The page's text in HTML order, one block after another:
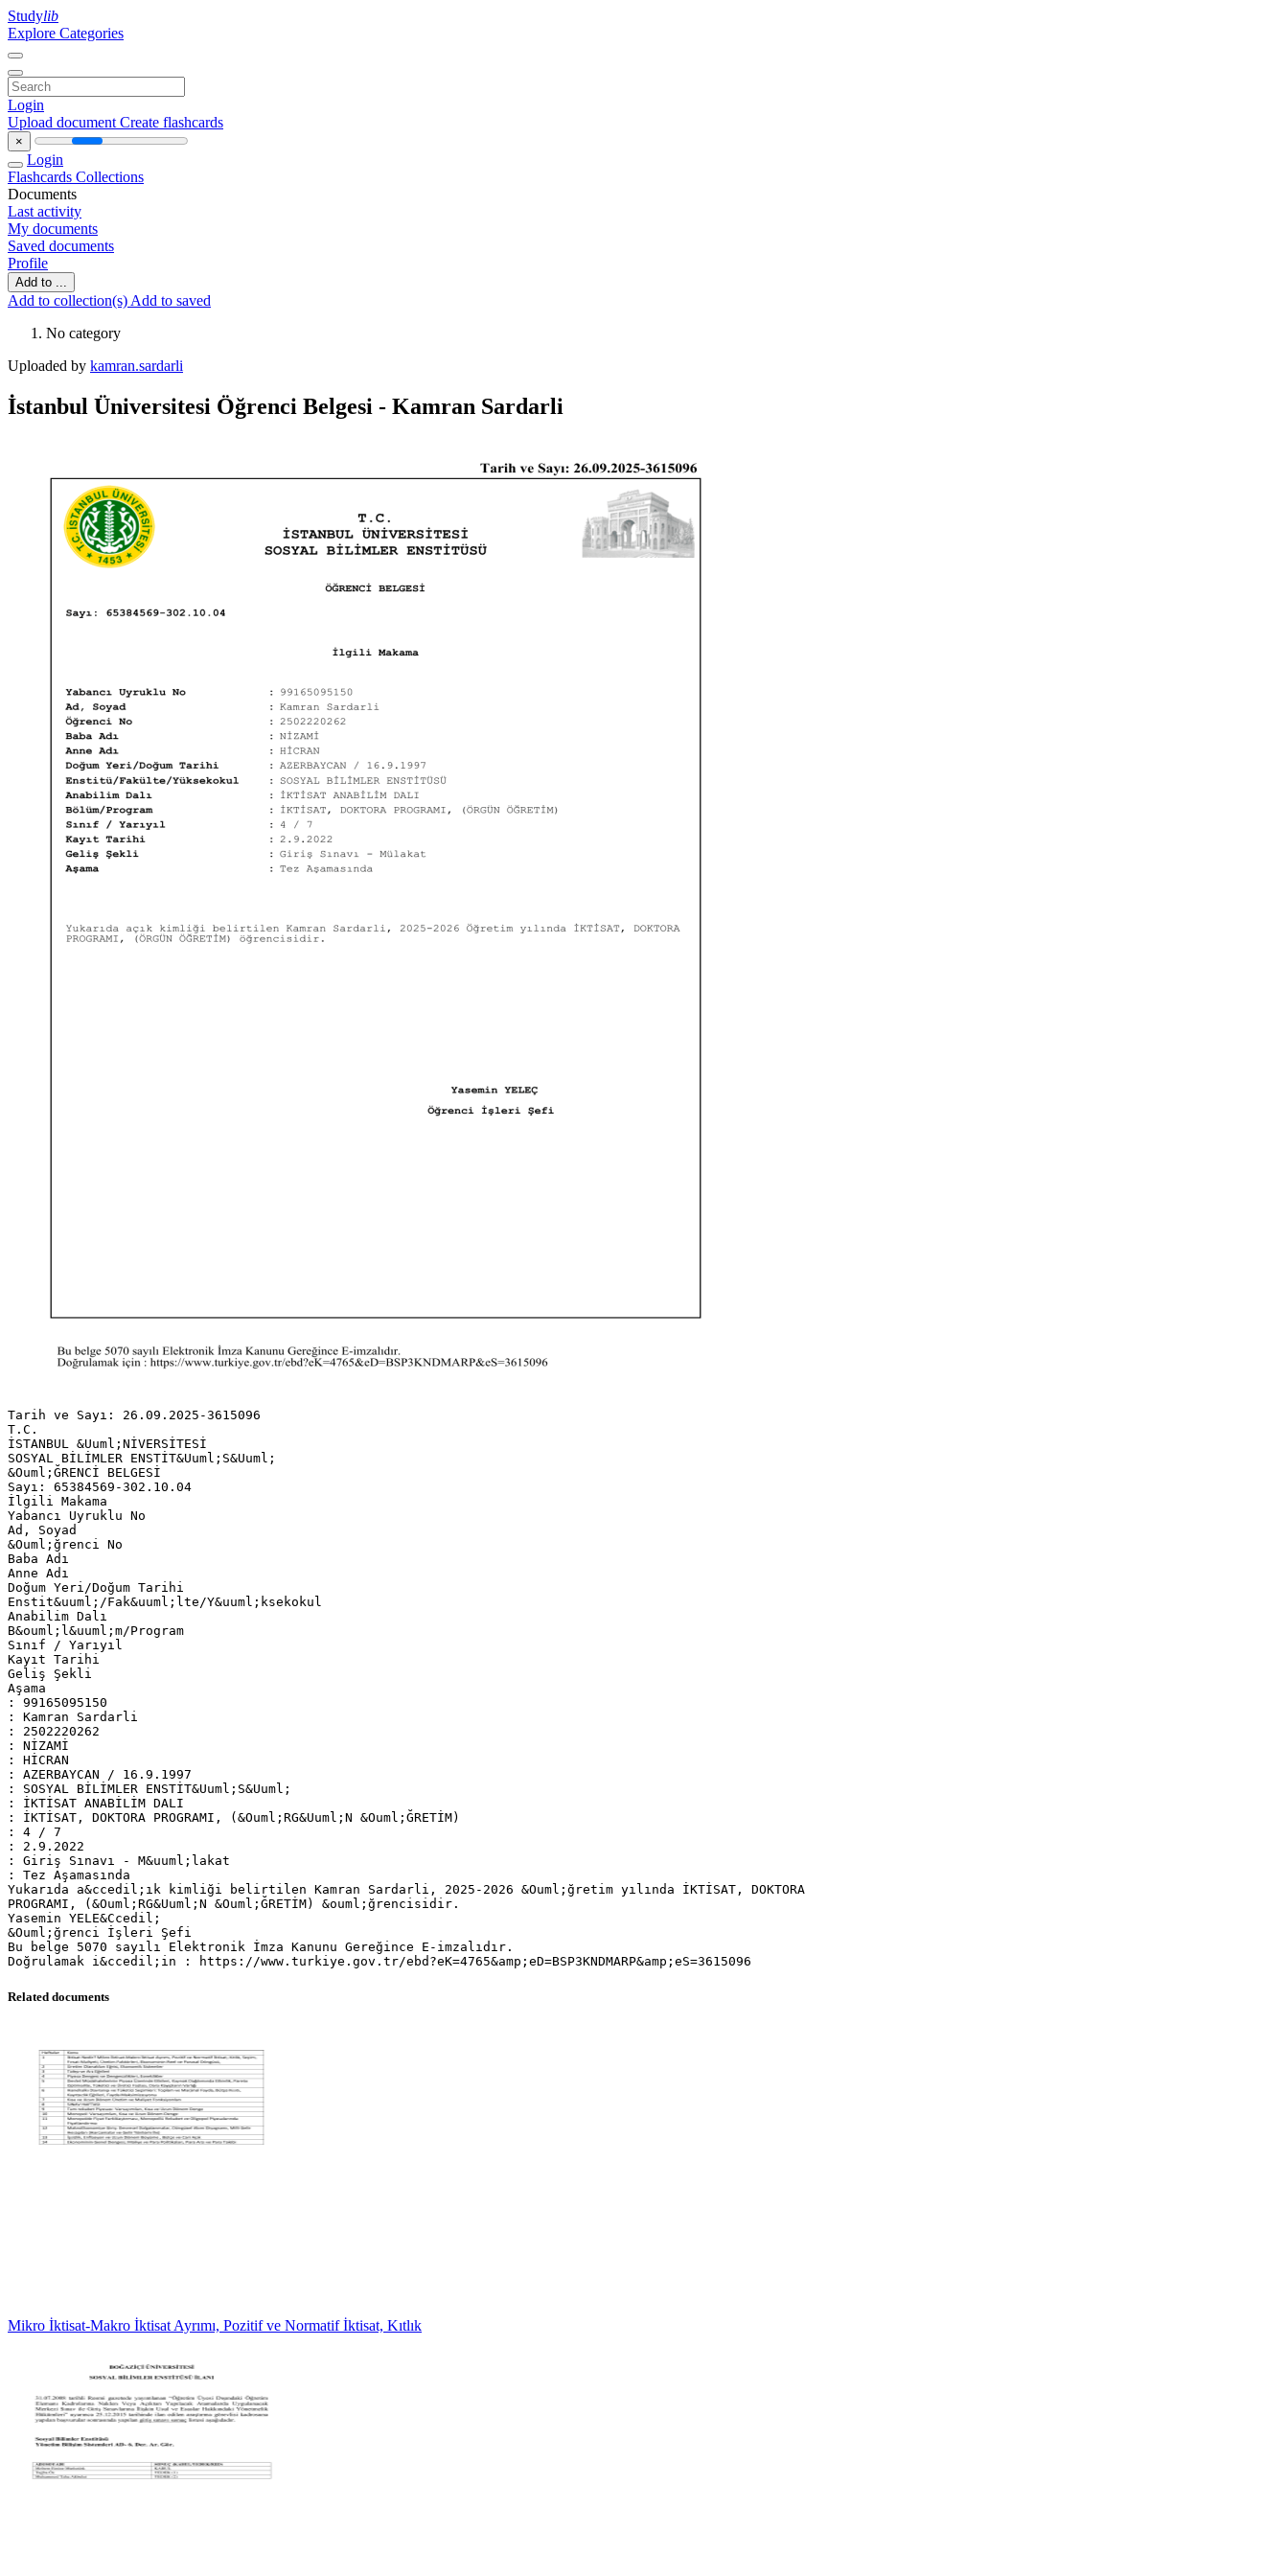
Studylib
Explore Categories
Login
Upload document Create flashcards
×
Login
Flashcards Collections
Documents
Last activity
My documents
Saved documents
Profile
Add to ...
Add to collection(s) Add to saved
No category
Uploaded by kamran.sardarli
İstanbul Üniversitesi Öğrenci Belgesi - Kamran Sardarli
Tarih ve Sayı: 26.09.2025-3615096
T.C.
İSTANBUL &Uuml;NİVERSİTESİ
SOSYAL BİLİMLER ENSTİT&Uuml;S&Uuml;
&Ouml;ĞRENCİ BELGESİ
Sayı: 65384569-302.10.04
İlgili Makama
Yabancı Uyruklu No
Ad, Soyad
&Ouml;ğrenci No
Baba Adı
Anne Adı
Doğum Yeri/Doğum Tarihi
Enstit&uuml;/Fak&uuml;lte/Y&uuml;ksekokul
Anabilim Dalı
B&ouml;l&uuml;m/Program
Sınıf / Yarıyıl
Kayıt Tarihi
Geliş Şekli
Aşama
: 99165095150
: Kamran Sardarli
: 2502220262
: NİZAMİ
: HİCRAN
: AZERBAYCAN / 16.9.1997
: SOSYAL BİLİMLER ENSTİT&Uuml;S&Uuml;
: İKTİSAT ANABİLİM DALI
: İKTİSAT, DOKTORA PROGRAMI, (&Ouml;RG&Uuml;N &Ouml;ĞRETİM)
: 4 / 7
: 2.9.2022
: Giriş Sınavı - M&uuml;lakat
: Tez Aşamasında
Yukarıda a&ccedil;ık kimliği belirtilen Kamran Sardarli, 2025-2026 &Ouml;ğretim yılında İKTİSAT, DOKTORA
PROGRAMI, (&Ouml;RG&Uuml;N &Ouml;ĞRETİM) &ouml;ğrencisidir.
Yasemin YELE&Ccedil;
&Ouml;ğrenci İşleri Şefi
Bu belge 5070 sayılı Elektronik İmza Kanunu Gereğince E-imzalıdır.
Related documents
Mikro İktisat-Makro İktisat Ayrımı, Pozitif ve Normatif İktisat, Kıtlık